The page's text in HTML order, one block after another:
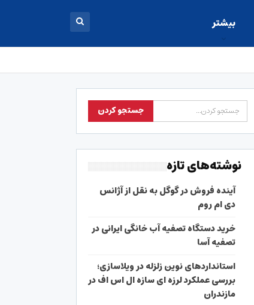
بیشتر
نوشته‌های تازه
آینده فروش در گوگل به نقل از آژانس
دی ام روم
خرید دستگاه تصفیه آب خانگی ایرانی در
تصفیه آسا
استانداردهای نوین زلزله در ویلاسازی؛
بررسی عملکرد لرزه ای سازه ال اس اف در
مازندران